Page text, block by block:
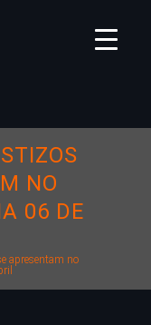
NO
06 DE
apresentam no